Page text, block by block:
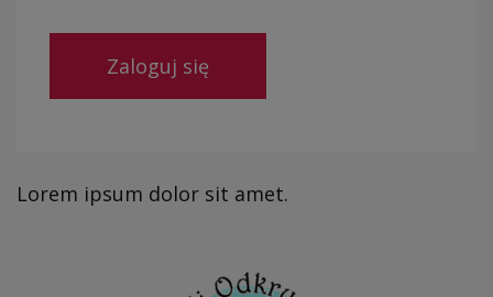
Lorem ipsum dolor sit amet.